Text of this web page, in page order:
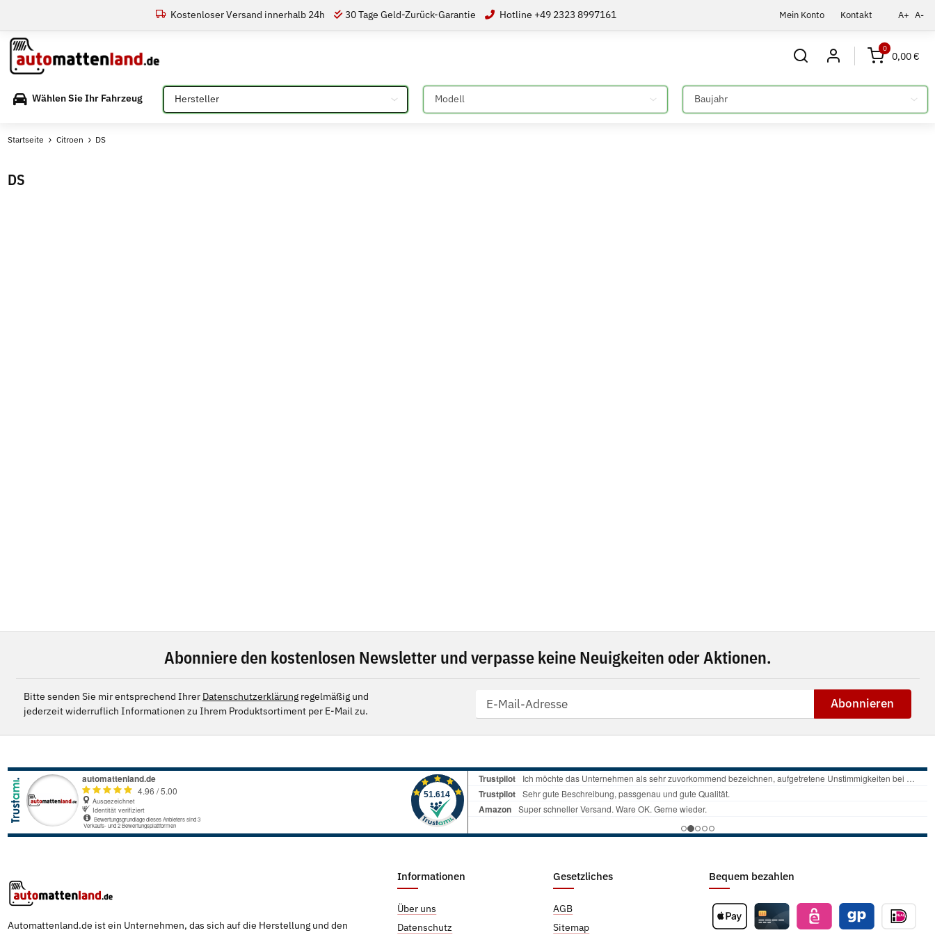
Mein Konto Kontakt A+ A-
Kostenloser Versand innerhalb 24h 30 Tage Geld-Zurück-Garantie Hotline +49 2323 8997161
0
0,00 €
Wählen Sie Ihr Fahrzeug Bitte auswählen Bitte auswählen Bitte auswählen
Startseite Citroen DS
DS
Abonniere den kostenlosen Newsletter und verpasse keine Neuigkeiten oder Aktionen.
Bitte senden Sie mir entsprechend Ihrer Datenschutzerklärungregelmäßig und
jederzeit widerruflich Informationen zu Ihrem Produktsortiment per E-Mail zu.
Abonnieren
Automattenland.de ist ein Unternehmen, das sich auf die Herstellung und den
Informationen
Über uns
Datenschutz
Gesetzliches
AGB
Sitemap
Bequem bezahlen